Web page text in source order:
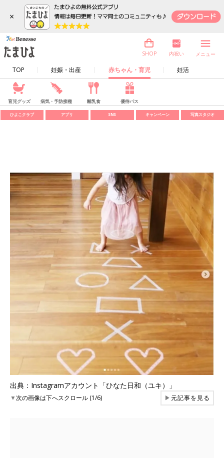
×
TOP 妊娠・出産 赤ちゃん・育児 妊活
SHOP 内祝い メニュー
育児グッズ 病気・予防接種 離乳食 優待パス
ひよこクラブ アプリ SNS キャンペーン 写真スタジオ
出典：Instagramアカウント「ひなた日和（ユキ）」
▼次の画像は下へスクロール (1/6) ▶元記事を見る